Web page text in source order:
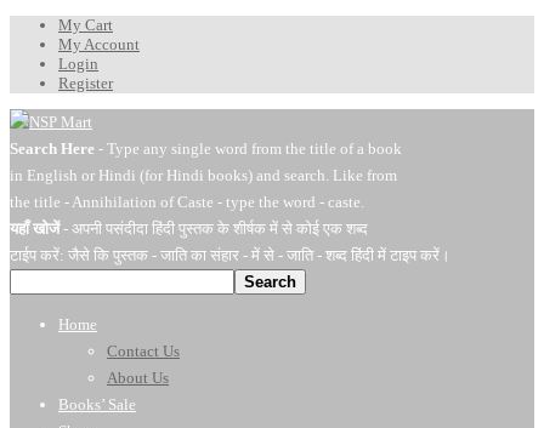
My Cart
My Account
Login
Register
Search Here - Type any single word from the title of a book
in English or Hindi (for Hindi books) and search. Like from
the title - Annihilation of Caste - type the word - caste.
यहाँ खोजें- अपनी पसंदीदा हिंदी पुस्तक के शीर्षक में से कोई एक शब्द
टाईप करें: जैसे कि पुस्तक - जाति का संहार - में से - जाति - शब्द हिंदी में टाइप करें।
Search
Home
Contact Us
About Us
Books’ Sale